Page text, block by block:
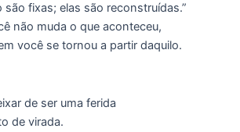
são fixas; elas são reconstruídas.”
não muda o que aconteceu,
você se tornou a partir daquilo.
de ser uma ferida
de virada.